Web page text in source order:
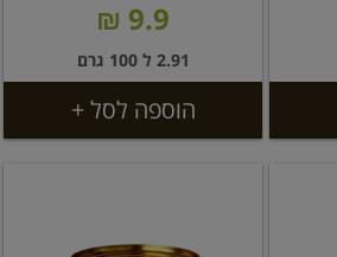
9.9 ₪
2.91 ל 100 גרם
הוספה לסל +